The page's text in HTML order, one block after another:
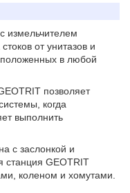
измельчителем
от унитазов и
в любой
позволяет
когда
выполнить
с заслонкой и
станция GEOTRIT
коленом и хомутами.